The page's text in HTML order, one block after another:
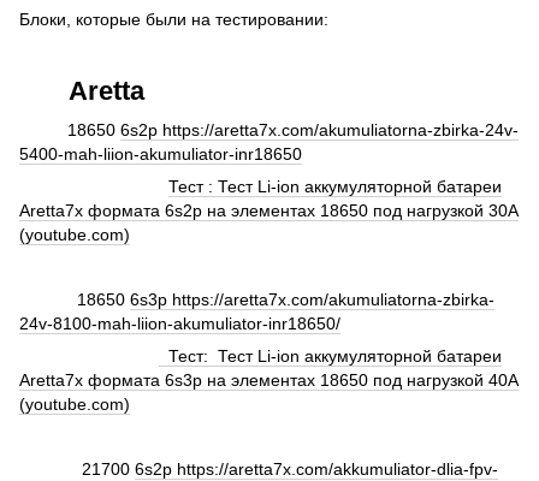
Блоки, которые были на тестировании:
Aretta
18650 6s2p https://aretta7x.com/akumuliatorna-zbirka-24v-
5400-mah-liion-akumuliator-inr18650
Тест : Тест Li-ion аккумуляторной батареи
Aretta7x формата 6s2p на элементах 18650 под нагрузкой 30А
(youtube.com)
18650 6s3p https://aretta7x.com/akumuliatorna-zbirka-
24v-8100-mah-liion-akumuliator-inr18650/
Тест: Тест Li-ion аккумуляторной батареи
Aretta7x формата 6s3p на элементах 18650 под нагрузкой 40А
(youtube.com)
21700 6s2p https://aretta7x.com/akkumuliator-dlia-fpv-